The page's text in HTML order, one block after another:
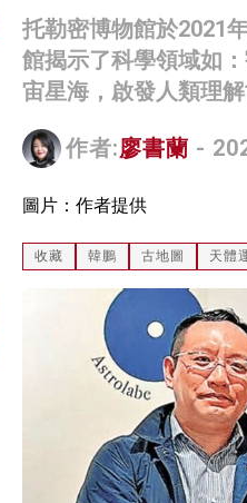
托勒密博物館於2021
館揭示了科學領域如
宙星海，啟發人類理解
作者:廖書蘭 -
圖片：作者提供
收藏 韓鵬 古地圖 天體